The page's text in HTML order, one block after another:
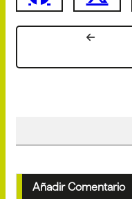
Añadir Comentario